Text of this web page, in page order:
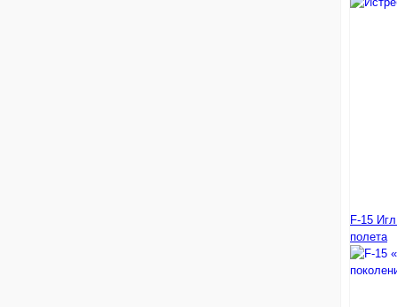
F-15
полета